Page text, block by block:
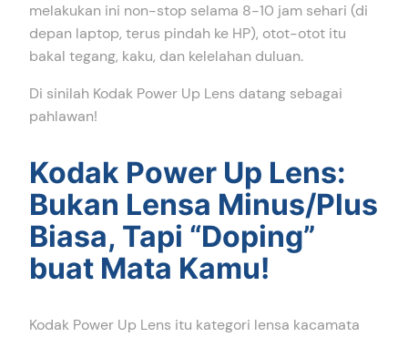
melakukan ini non-stop selama 8-10 jam sehari (di
depan laptop, terus pindah ke HP), otot-otot itu
bakal tegang, kaku, dan kelelahan duluan.
Di sinilah Kodak Power Up Lens datang sebagai
pahlawan!
Kodak Power Up Lens:
Bukan Lensa Minus/Plus
Biasa, Tapi “Doping”
buat Mata Kamu!
Kodak Power Up Lens itu kategori lensa kacamata